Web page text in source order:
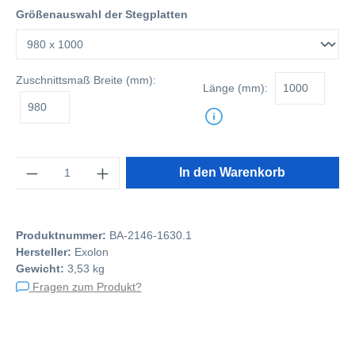
Größenauswahl der Stegplatten
Zuschnittsmaß Breite (mm):
Länge (mm):
In den Warenkorb
Produktnummer: BA-2146-1630.1
Hersteller: Exolon
Gewicht: 3,53 kg
Fragen zum Produkt?